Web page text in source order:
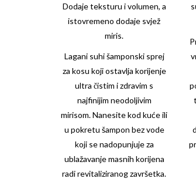
Dodaje teksturu i volumen, a
istovremeno dodaje svjež
miris.
Lagani suhi šamponski sprej
za kosu koji ostavlja korijenje
ultra čistim i zdravim s
najfinijim neodoljivim
mirisom. Nanesite kod kuće ili
u pokretu šampon bez vode
koji se nadopunjuje za
ublažavanje masnih korijena
radi revitaliziranog završetka.